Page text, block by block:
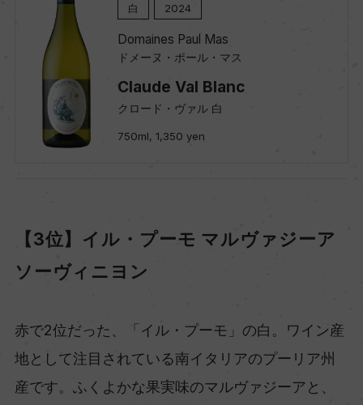
白 2024
Domaines Paul Mas
ドメーヌ・ポール・マス
Claude Val Blanc
クロード・ヴァル 白
750ml, 1,350 yen
【3位】イル・プーモ マルヴァジーア
ソーヴィニヨン
赤で2位だった、「イル・プーモ」の白。ワイン産
地として注目されている南イタリアのプーリア州
産です。ふくよかな果実味のマルヴァジーアと、